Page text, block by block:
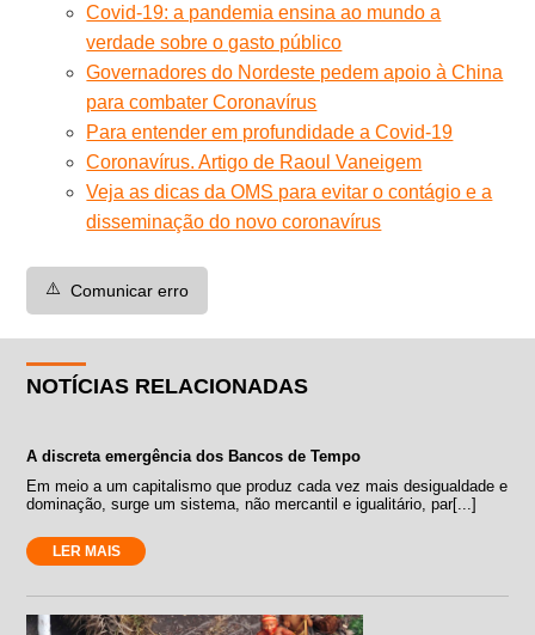
Covid-19: a pandemia ensina ao mundo a
verdade sobre o gasto público
Governadores do Nordeste pedem apoio à China
para combater Coronavírus
Para entender em profundidade a Covid-19
Coronavírus. Artigo de Raoul Vaneigem
Veja as dicas da OMS para evitar o contágio e a
disseminação do novo coronavírus
⚠️ Comunicar erro
NOTÍCIAS RELACIONADAS
A discreta emergência dos Bancos de Tempo
Em meio a um capitalismo que produz cada vez mais desigualdade e
dominação, surge um sistema, não mercantil e igualitário, par[...]
LER MAIS